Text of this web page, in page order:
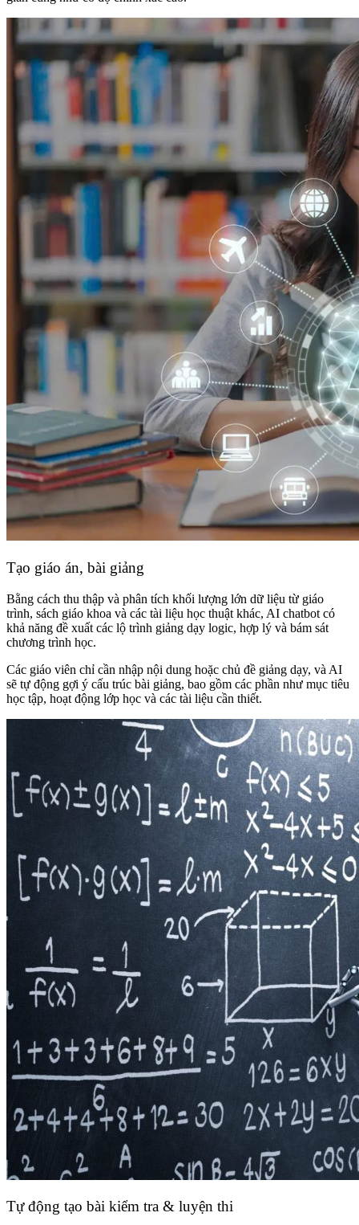
Tạo giáo án, bài giảng
Bằng cách thu thập và phân tích khối lượng lớn dữ liệu từ giáo
trình, sách giáo khoa và các tài liệu học thuật khác, AI chatbot có
khả năng đề xuất các lộ trình giảng dạy logic, hợp lý và bám sát
chương trình học.
Các giáo viên chỉ cần nhập nội dung hoặc chủ đề giảng dạy, và AI
sẽ tự động gợi ý cấu trúc bài giảng, bao gồm các phần như mục tiêu
học tập, hoạt động lớp học và các tài liệu cần thiết.
Tự động tạo bài kiểm tra & luyện thi